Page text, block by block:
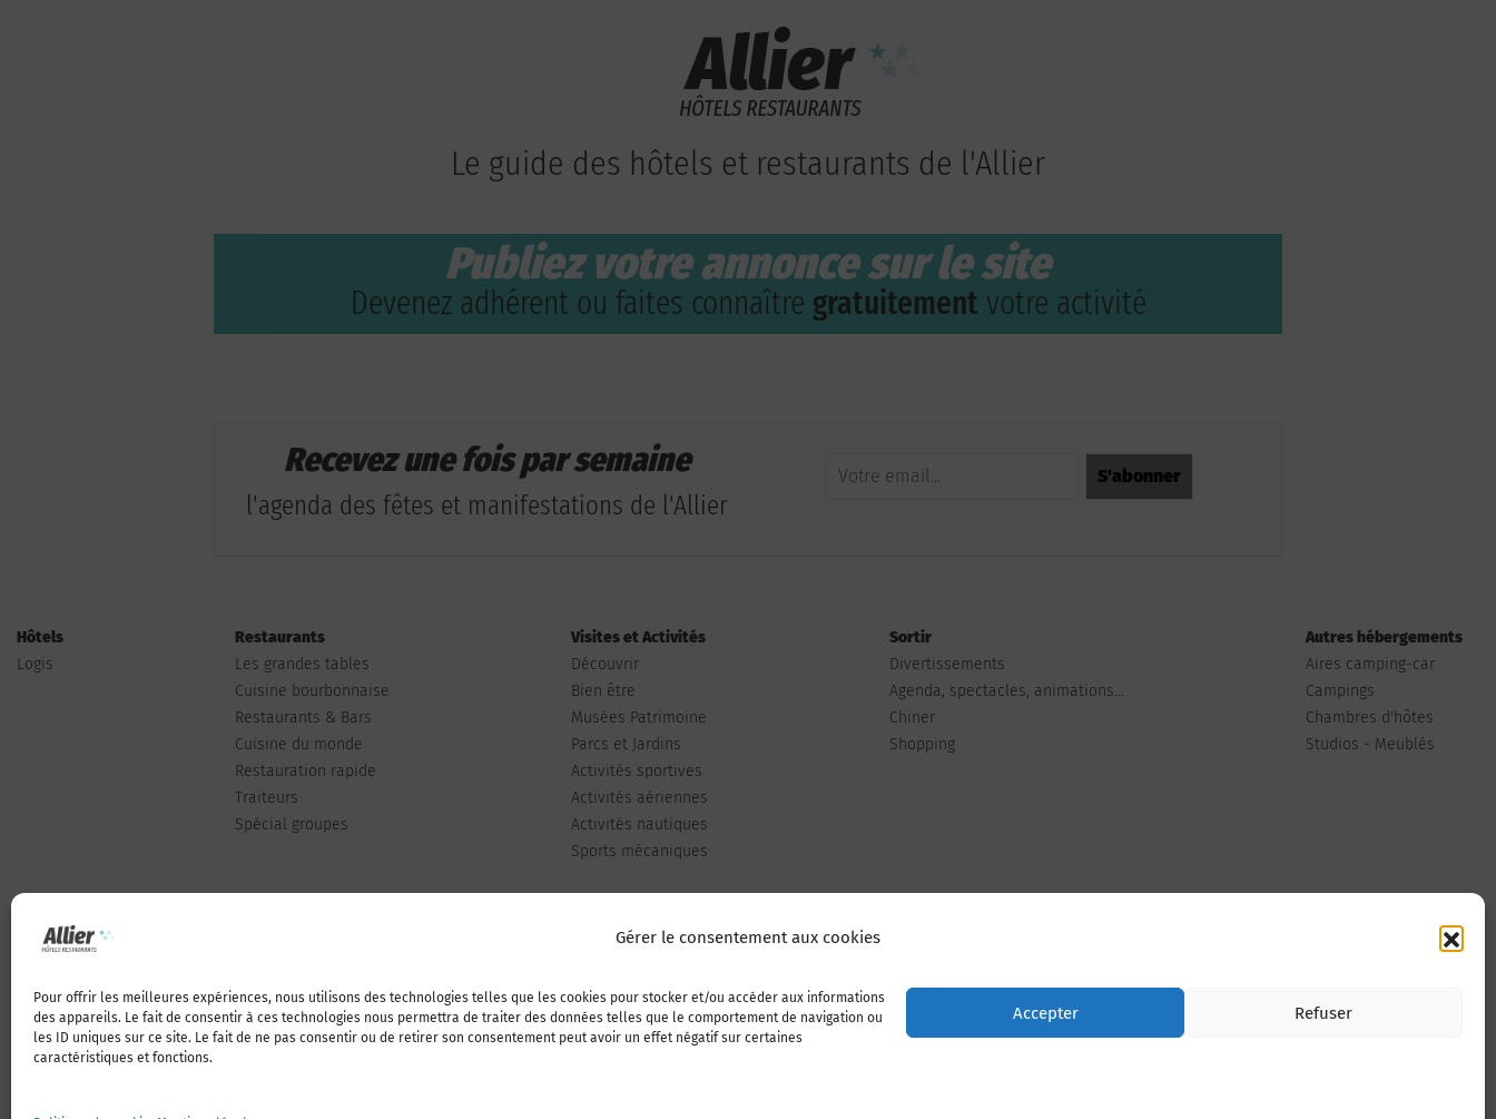
Gérer le consentement aux cookies
Pour offrir les meilleures expériences, nous utilisons des technologies telles que les cookies pour stocker et/ou accéder aux informations
des appareils. Le fait de consentir à ces technologies nous permettra de traiter des données telles que le comportement de navigation ou
les ID uniques sur ce site. Le fait de ne pas consentir ou de retirer son consentement peut avoir un effet négatif sur certaines
caractéristiques et fonctions.
Accepter Refuser
Le guide des hôtels et restaurants de l'Allier
Publiez votre annonce sur le site
Devenez adhérent ou faites connaître gratuitement votre activité
Recevez une fois par semaine
l'agenda des fêtes et manifestations de l'Allier
Hôtels
Logis
Restaurants
Les grandes tables
Cuisine bourbonnaise
Restaurants & Bars
Cuisine du monde
Restauration rapide
Traiteurs
Spécial groupes
Visites et Activités
Découvrir
Bien être
Musées Patrimoine
Parcs et Jardins
Activités sportives
Activités aériennes
Activités nautiques
Sports mécaniques
Sortir
Divertissements
Agenda, spectacles, animations...
Chiner
Shopping
Autres hébergements
Aires camping-car
Campings
Chambres d'hôtes
Studios - Meublés
Qui sommes-nous Publiez votre annonce Adhérer à l’association Nous contacter